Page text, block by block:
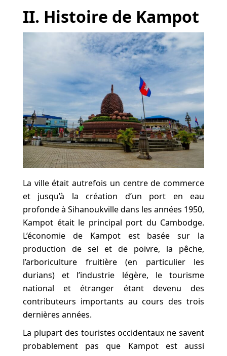
II. Histoire de Kampot
La ville était autrefois un centre de commerce
et jusqu’à la création d’un port en eau
profonde à Sihanoukville dans les années 1950,
Kampot était le principal port du Cambodge.
L’économie de Kampot est basée sur la
production de sel et de poivre, la pêche,
l’arboriculture fruitière (en particulier les
durians) et l’industrie légère, le tourisme
national et étranger étant devenu des
contributeurs importants au cours des trois
dernières années.
La plupart des touristes occidentaux ne savent
probablement pas que Kampot est aussi